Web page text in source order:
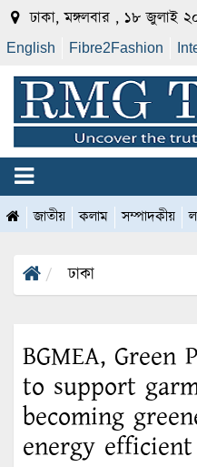
ঢাকা, মঙ্গলবার , ১৮ জুলাই
English Fibre2Fashion
জাতীয় কলাম সম্পাদকীয়
ঢাকা
BGMEA, Green
to support
becoming
energy efficient